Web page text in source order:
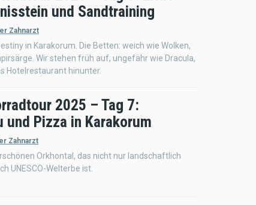
und Sandtraining
Zahnarzt
in Karakorum. Die Betten: weich wie Wolken,
Wir stehen früh auf, ungefähr wie Dracula,
Hotelrestaurant hinunter.
2025 – Tag 7:
und Pizza in Karakorum
Zahnarzt
Orkhontal, das nicht nur landschaftlich
UNESCO-Welterbe ist.